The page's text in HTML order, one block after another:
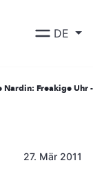
DE
Nardin: Freakige Uhr
27. Mär 2011